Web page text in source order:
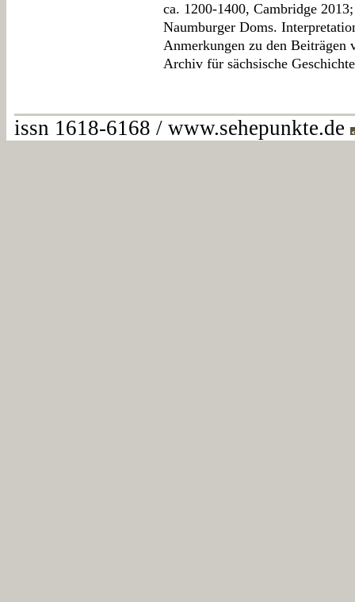
ca. 1200-1400, Cambridge
Naumburger Doms.
Anmerkungen zu den Beiträgen
Archiv für sächsische
issn 1618-6168 / www.sehepunkte.de